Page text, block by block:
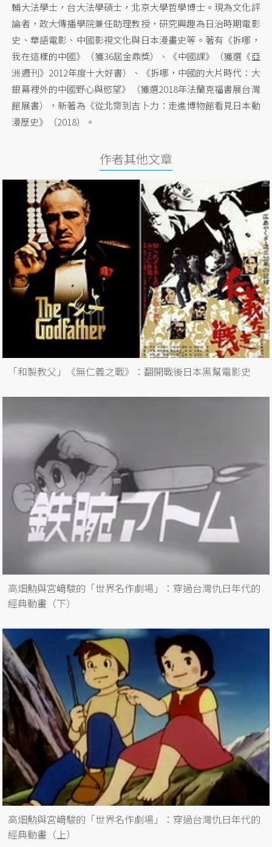
輔大法學士，台大法學碩士，北京大學哲學博士。現為文化評
論者，政大傳播學院兼任助理教授，研究興趣為日治時期電影
史、華語電影、中國影視文化與日本漫畫史等。著有《拆哪，
我在這樣的中國》（獲36屆金鼎獎）、《中國課》（獲選《亞
洲週刊》2012年度十大好書）、《拆哪，中國的大片時代：大
銀幕裡外的中國野心與慾望》（獲選2018年法蘭克福書展台灣
館展書），新著為《從北齋到吉卜力：走進博物館看見日本動
漫歷史》（2018）。
作者其他文章
「和製教父」《無仁義之戰》：翻開戰後日本黑幫電影史
高畑勲與宮﨑駿的「世界名作劇場」：穿過台灣仇日年代的
經典動畫（下）
高畑勲與宮﨑駿的「世界名作劇場」：穿過台灣仇日年代的
經典動畫（上）